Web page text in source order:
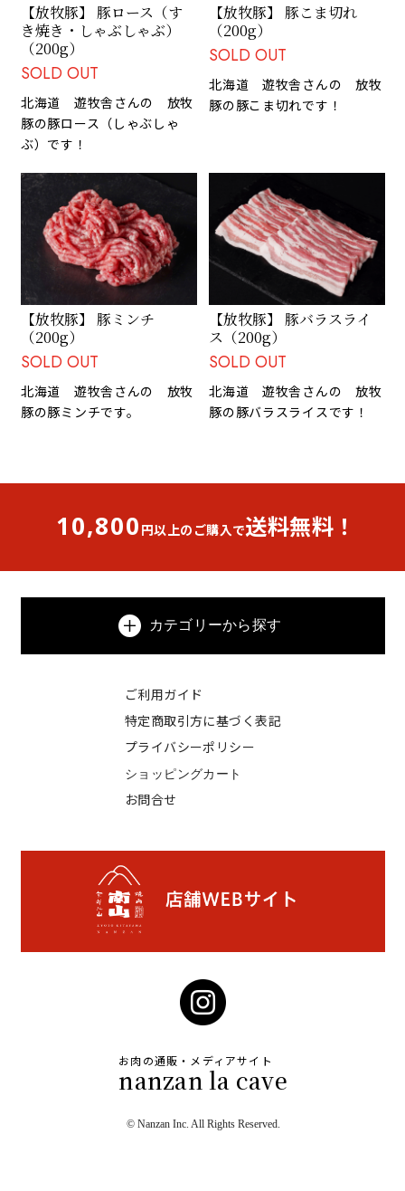
【放牧豚】 豚ロース（す
き焼き・しゃぶしゃぶ）
（200g）
SOLD OUT
北海道 遊牧舎さんの 放牧
豚の豚ロース（しゃぶしゃ
ぶ）です！
【放牧豚】 豚こま切れ
（200g）
SOLD OUT
北海道 遊牧舎さんの 放牧
豚の豚こま切れです！
【放牧豚】 豚ミンチ
（200g）
SOLD OUT
北海道 遊牧舎さんの 放牧
豚の豚ミンチです。
【放牧豚】 豚バラスライ
ス（200g）
SOLD OUT
北海道 遊牧舎さんの 放牧
豚の豚バラスライスです！
10,800 円以上のご購入で送料無料！
カテゴリーから探す
ご利用ガイド
特定商取引方に基づく表記
プライバシーポリシー
ショッピングカート
お問合せ
お肉の通販・メディアサイト
nanzan la cave
© Nanzan Inc. All Rights Reserved.